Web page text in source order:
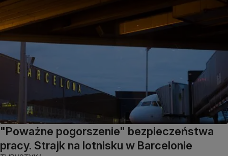
"Poważne pogorszenie" bezpieczeństwa
pracy. Strajk na lotnisku w Barcelonie